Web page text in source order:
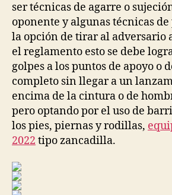
ser técnicas de agarre o
oponente y algunas técnicas
la opción de tirar al adversario
el reglamento esto se debe
golpes a los puntos de apoyo o
completo sin llegar a un
encima de la cintura o de
pero optando por el uso de
los pies, piernas y rodillas,
2022 tipo zancadilla.